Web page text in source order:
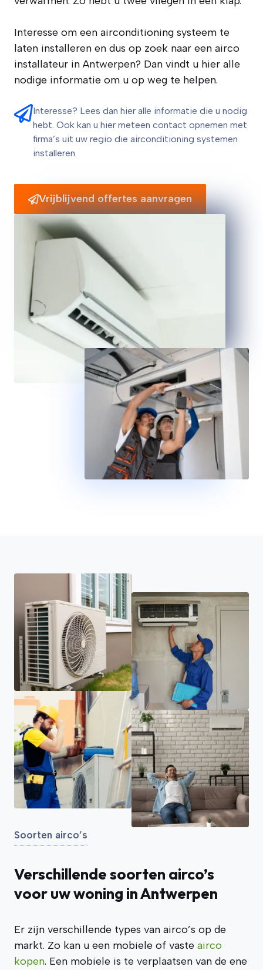
Interesse om een airconditioning systeem te
laten installeren en dus op zoek naar een airco
installateur in Antwerpen? Dan vindt u hier alle
nodige informatie om u op weg te helpen.
Interesse? Lees dan hier alle informatie die u nodig
hebt. Ook kan u hier meteen contact opnemen met
firma’s uit uw regio die airconditioning systemen
installeren.
Vrijblijvend offertes aanvragen
Soorten airco’s
Verschillende soorten airco’s
voor uw woning in Antwerpen
Er zijn verschillende types van airco’s op de
markt. Zo kan u een mobiele of vaste airco
kopen. Een mobiele is te verplaatsen van de ene